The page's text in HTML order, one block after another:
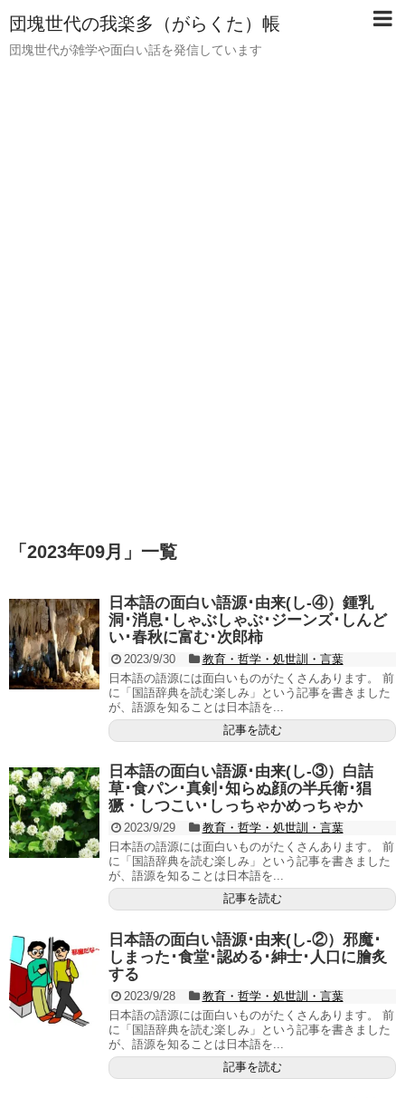
団塊世代の我楽多（がらくた）帳
団塊世代が雑学や面白い話を発信しています
「 2023年09月 」 一覧
日本語の面白い語源･由来(し-④）鍾乳
洞･消息･しゃぶしゃぶ･ジーンズ･しんど
い･春秋に富む･次郎柿
2023/9/30
教育・哲学・処世訓・言葉
日本語の語源には面白いものがたくさんあります。 前
に「国語辞典を読む楽しみ」という記事を書きました
が、語源を知ることは日本語を...
記事を読む
日本語の面白い語源･由来(し-③）白詰
草･食パン･真剣･知らぬ顔の半兵衛･猖
獗・しつこい･しっちゃかめっちゃか
2023/9/29
教育・哲学・処世訓・言葉
日本語の語源には面白いものがたくさんあります。 前
に「国語辞典を読む楽しみ」という記事を書きました
が、語源を知ることは日本語を...
記事を読む
日本語の面白い語源･由来(し-②）邪魔･
しまった･食堂･認める･紳士･人口に膾炙
する
2023/9/28
教育・哲学・処世訓・言葉
日本語の語源には面白いものがたくさんあります。 前
に「国語辞典を読む楽しみ」という記事を書きました
が、語源を知ることは日本語を...
記事を読む